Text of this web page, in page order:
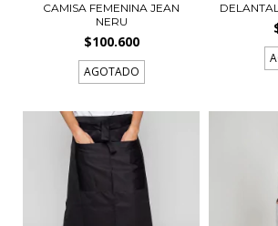
CAMISA FEMENINA JEAN
NERU
$100.600
AGOTADO